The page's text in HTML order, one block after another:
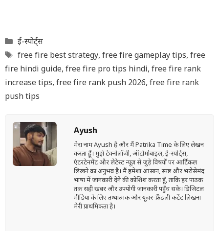
Categories
ई-स्पोर्ट्स
Tags
free fire best strategy, free fire gameplay tips, free
fire hindi guide, free fire pro tips hindi, free fire rank
increase tips, free fire rank push 2026, free fire rank
push tips
Ayush
मेरा नाम Ayush है और मैं Patrika Time के लिए लेखन
करता हूँ। मुझे टेक्नोलॉजी, ऑटोमोबाइल, ई-स्पोर्ट्स,
एंटरटेनमेंट और लेटेस्ट न्यूज़ से जुड़े विषयों पर आर्टिकल
लिखने का अनुभव है। मैं हमेशा आसान, स्पष्ट और भरोसेमंद
भाषा में जानकारी देने की कोशिश करता हूँ, ताकि हर पाठक
तक सही खबर और उपयोगी जानकारी पहुँच सके। डिजिटल
मीडिया के लिए तथ्यात्मक और यूज़र-फ्रेंडली कंटेंट लिखना
मेरी प्राथमिकता है।